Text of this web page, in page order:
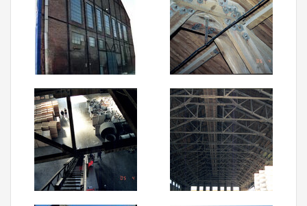
Over ons
Aanmelden